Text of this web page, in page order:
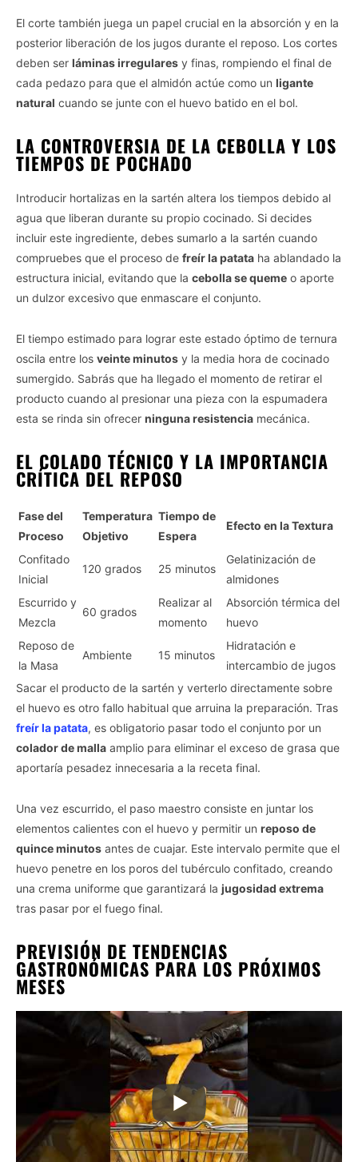
El corte también juega un papel crucial en la absorción y en la
posterior liberación de los jugos durante el reposo. Los cortes
deben ser láminas irregulares y finas, rompiendo el final de
cada pedazo para que el almidón actúe como un ligante
natural cuando se junte con el huevo batido en el bol.
LA CONTROVERSIA DE LA CEBOLLA Y LOS
TIEMPOS DE POCHADO
Introducir hortalizas en la sartén altera los tiempos debido al
agua que liberan durante su propio cocinado. Si decides
incluir este ingrediente, debes sumarlo a la sartén cuando
compruebes que el proceso de freír la patata ha ablandado la
estructura inicial, evitando que la cebolla se queme o aporte
un dulzor excesivo que enmascare el conjunto.
El tiempo estimado para lograr este estado óptimo de ternura
oscila entre los veinte minutos y la media hora de cocinado
sumergido. Sabrás que ha llegado el momento de retirar el
producto cuando al presionar una pieza con la espumadera
esta se rinda sin ofrecer ninguna resistencia mecánica.
EL COLADO TÉCNICO Y LA IMPORTANCIA
CRÍTICA DEL REPOSO
Fase del
Proceso
Temperatura
Objetivo
Tiempo de
Espera
Efecto en la Textura
Confitado
Inicial
120 grados 25 minutos
Gelatinización de
almidones
Escurrido y
Mezcla
60 grados
Realizar al
momento
Absorción térmica del
huevo
Reposo de
la Masa
Ambiente 15 minutos
Hidratación e
intercambio de jugos
Sacar el producto de la sartén y verterlo directamente sobre
el huevo es otro fallo habitual que arruina la preparación. Tras
freír la patata, es obligatorio pasar todo el conjunto por un
colador de malla amplio para eliminar el exceso de grasa que
aportaría pesadez innecesaria a la receta final.
Una vez escurrido, el paso maestro consiste en juntar los
elementos calientes con el huevo y permitir un reposo de
quince minutos antes de cuajar. Este intervalo permite que el
huevo penetre en los poros del tubérculo confitado, creando
una crema uniforme que garantizará la jugosidad extrema
tras pasar por el fuego final.
PREVISIÓN DE TENDENCIAS
GASTRONÓMICAS PARA LOS PRÓXIMOS
MESES